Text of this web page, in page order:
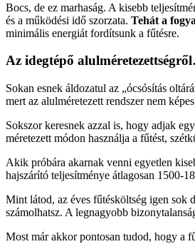
Bocs, de ez marhaság. A kisebb
és a működési idő szorzata. Tehát a
minimális energiát fordítsunk a fűtésre.
Az idegtépő
Sokan esnek áldozatul az „ócsósítás
mert az alulméretezett rendszer nem
Sokszor keresnek azzal is, hogy adjak
méretezett módon használja a fűtést,
Akik próbára akarnak venni egyetlen
hajszárító teljesítménye átlagosan 1500-
Mint látod, az éves fűtésköltség igen
számolhatsz. A legnagyobb
Most már akkor pontosan tudod, hogy a